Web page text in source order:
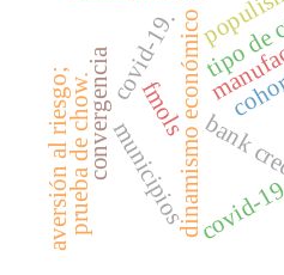
dinamismo económico
municipiosbank
covid-19
tipo
fmols
convergenciacovid-19.
prueba de chow.
aversión al riesgo;